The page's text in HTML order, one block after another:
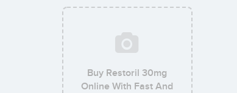
Buy Restoril 30mg
Online With Fast And